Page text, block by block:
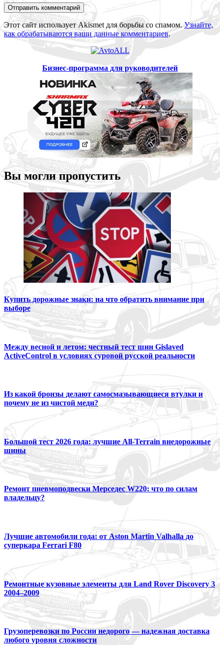
Этот сайт использует Akismet для борьбы со спамом.Узнайте,
как обрабатываются ваши данные комментариев.
Бизнес-программа для руководителей
Вы могли пропустить
Купить дорожные знаки: на что обратить внимание при
выборе
Между весной и летом: честный тест шин Gislaved
ActiveControl в условиях суровой русской реальности
Из какой бронзы делают самосмазывающиеся втулки и
почему не из чистой меди?
Большой тест 2026 года: лучшие All-Terrain внедорожные
шины
Ремонт пневмоподвески Мерседес W220: что по силам
владельцу?
Лучшие автомобили года: от Aston Martin Valhalla до
суперкара Ferrari F80
Ремонтные кузовные элементы для Land Rover Discovery 3
2004–2009
Грузоперевозки по России недорого — надежная доставка
любого уровня сложности